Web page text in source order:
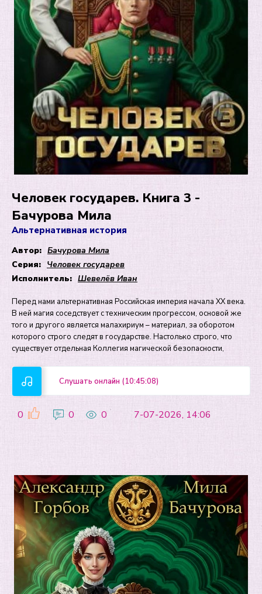
Человек государев. Книга 3 -
Бачурова Мила
Альтернативная история
Автор: Бачурова Мила
Серия: Человек государев
Исполнитель: Шевелёв Иван
Перед нами альтернативная Российская империя начала XX века.
В ней магия соседствует с техническим прогрессом, основой же
того и другого является малахириум – материал, за оборотом
которого строго следят в государстве. Настолько строго, что
существует отдельная Коллегия магической безопасности,
Слушать онлайн (10:45:08)
0 0 0 7-07-2026, 14:06